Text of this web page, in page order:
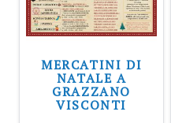
MERCATINI DI
NATALE A
GRAZZANO
VISCONTI